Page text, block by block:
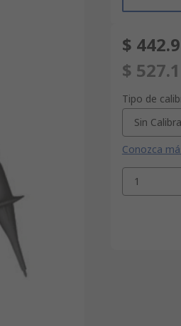
$
$
Tipo de
Sin
Conozca
1